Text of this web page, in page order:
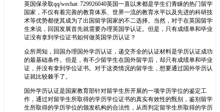
英国保录取qq/wechat: 729926040英国一直以来都是学生们青睐的热门留学
国家，不仅有着完善的教育体系、世界一流的教育水平以及先进的科研技
术等优势都使其成为了出国留学国家的不二选择。当然，对于在英国留学
生来说，回国发展首先就需要办理英国学认证。但是，只有成绩单和毕业
证没有拿到学位证书如何做英国学历认证？
众所周知，回国办理国外学历认证，递交齐全的认证材料是学历认证成功
的最基础条件。但是，有不少留学生在国外留学后，却只有成绩单和毕业
证，并没有拿到学位证书。对于这类情况的留学生，想要通过国外学历认
证就比较棘手了。
国外学历认证是国家教育部针对留学生所开展的一项学历学位的鉴定工
作，通过对留学生所取得的学历学位证书的真实有效性的甄别，鉴别留学
生所取得的学历学位的颁发机构的合法性，从而判定留学生所取得的学历